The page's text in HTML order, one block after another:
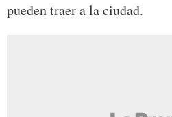
pueden traer a la ciudad.